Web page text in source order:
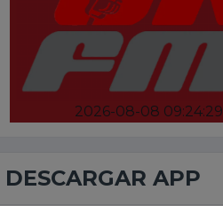
2026-08-08 09:24:29
DESCARGAR APP